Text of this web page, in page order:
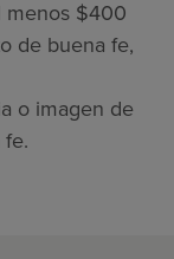
menos $400
de buena fe,
o imagen de